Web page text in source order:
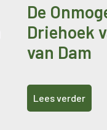
De
Driehoek
van Dam
Lees verder